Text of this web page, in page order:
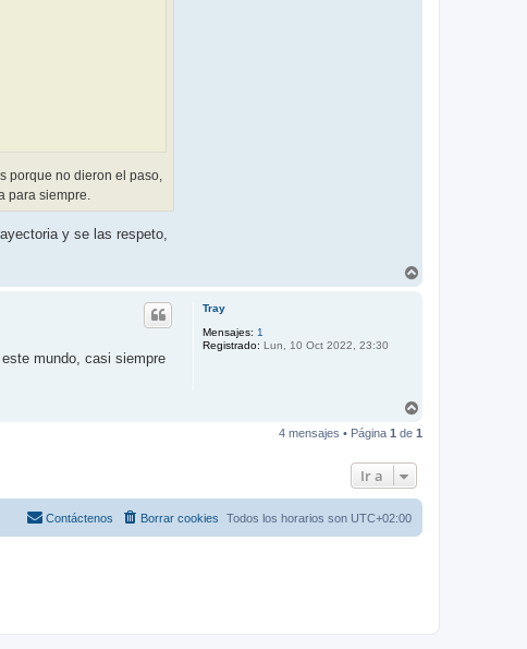
porque no dieron el paso,
para siempre.
y se las respeto,
Tray
Mensajes: 1
Registrado: Lun, 10 Oct 2022, 23:30
mundo, casi siempre
r
4 mensajes • Página 1 de 1
Ir a
Todos los horarios son UTC+02:00
Borrar cookies
Contáctenos